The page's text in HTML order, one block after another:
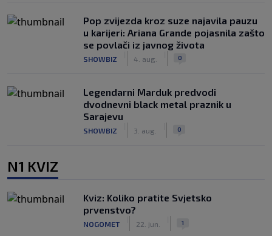
Pop zvijezda kroz suze najavila pauzu
u karijeri: Ariana Grande pojasnila zašto
se povlači iz javnog života
SHOWBIZ 4. aug. 0
Legendarni Marduk predvodi
dvodnevni black metal praznik u
Sarajevu
SHOWBIZ 3. aug. 0
N1 KVIZ
Kviz: Koliko pratite Svjetsko
prvenstvo?
NOGOMET 22. jun. 1